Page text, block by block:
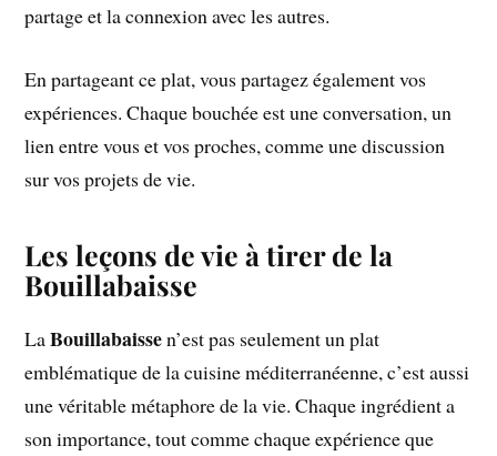
partage et la connexion avec les autres.
En partageant ce plat, vous partagez également vos
expériences. Chaque bouchée est une conversation, un
lien entre vous et vos proches, comme une discussion
sur vos projets de vie.
Les leçons de vie à tirer de la
Bouillabaisse
LaBouillabaissen’est pas seulement un plat
emblématique de la cuisine méditerranéenne, c’est aussi
une véritable métaphore de la vie. Chaque ingrédient a
son importance, tout comme chaque expérience que